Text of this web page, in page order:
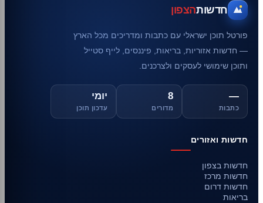
חדשותהצפון
פורטל תוכן ישראלי עם כתבות ומדריכים מכל הארץ
— חדשות אזוריות, בריאות, פיננסים, לייף סטייל
ותוכן שימושי לעסקים ולצרכנים.
—
כתבות
8
מדורים
יומי
עדכון תוכן
חדשות ואזורים
חדשות בצפון
חדשות מרכז
חדשות דרום
בריאות